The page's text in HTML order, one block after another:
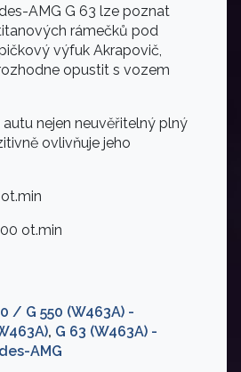
AMG G 63 lze poznat
rámečků pod
výfuk Akrapovič,
opustit s vozem
nejen neuvěřitelný plný
ovlivňuje jeho
ot.min
/ G 550 (W463A) -
, G 63 (W463A) -
AMG